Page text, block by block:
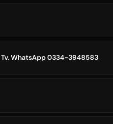
Tv. WhatsApp 0334-3948583